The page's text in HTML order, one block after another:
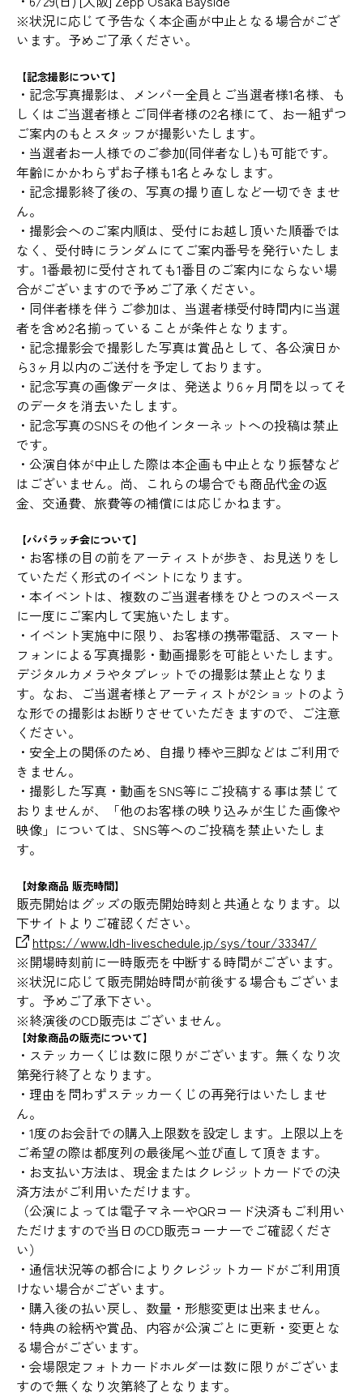
※状況に応じて予告なく本企画が中止となる場合がござ
います。予めご了承ください。
【記念撮影について】
・記念写真撮影は、メンバー全員とご当選者様1名様、も
しくはご当選者様とご同伴者様の2名様にて、お一組ずつ
ご案内のもとスタッフが撮影いたします。
・当選者お一人様でのご参加(同伴者なし)も可能です。
年齢にかかわらずお子様も1名とみなします。
・記念撮影終了後の、写真の撮り直しなど一切できませ
ん。
・撮影会へのご案内順は、受付にお越し頂いた順番では
なく、受付時にランダムにてご案内番号を発行いたしま
す。1番最初に受付されても1番目のご案内にならない場
合がございますので予めご了承ください。
・同伴者様を伴うご参加は、当選者様受付時間内に当選
者を含め2名揃っていることが条件となります。
・記念撮影会で撮影した写真は賞品として、各公演日か
ら3ヶ月以内のご送付を予定しております。
・記念写真の画像データは、発送より6ヶ月間を以ってそ
のデータを消去いたします。
・記念写真のSNSその他インターネットへの投稿は禁止
です。
・公演自体が中止した際は本企画も中止となり振替など
はございません。尚、これらの場合でも商品代金の返
金、交通費、旅費等の補償には応じかねます。
【パパラッチ会について】
・お客様の目の前をアーティストが歩き、お見送りをし
ていただく形式のイベントになります。
・本イベントは、複数のご当選者様をひとつのスペース
に一度にご案内して実施いたします。
・イベント実施中に限り、お客様の携帯電話、スマート
フォンによる写真撮影・動画撮影を可能といたします。
デジタルカメラやタブレットでの撮影は禁止となりま
す。なお、ご当選者様とアーティストが2ショットのよう
な形での撮影はお断りさせていただきますので、ご注意
ください。
・安全上の関係のため、自撮り棒や三脚などはご利用で
きません。
・撮影した写真・動画をSNS等にご投稿する事は禁じて
おりませんが、「他のお客様の映り込みが生じた画像や
映像」については、SNS等へのご投稿を禁止いたしま
す。
【対象商品 販売時間】
販売開始はグッズの販売開始時刻と共通となります。以
下サイトよりご確認ください。
https://www.ldh-liveschedule.jp/sys/tour/33347/
※開場時刻前に一時販売を中断する時間がございます。
※状況に応じて販売開始時間が前後する場合もございま
す。予めご了承下さい。
※終演後のCD販売はございません。
【対象商品の販売について】
・ステッカーくじは数に限りがございます。無くなり次
第発行終了となります。
・理由を問わずステッカーくじの再発行はいたしませ
ん。
・1度のお会計での購入上限数を設定します。上限以上を
ご希望の際は都度列の最後尾へ並び直して頂きます。
・お支払い方法は、現金またはクレジットカードでの決
済方法がご利用いただけます。
（公演によっては電子マネーやQRコード決済もご利用い
ただけますので当日のCD販売コーナーでご確認くださ
い）
・通信状況等の都合によりクレジットカードがご利用頂
けない場合がございます。
・購入後の払い戻し、数量・形態変更は出来ません。
・特典の絵柄や賞品、内容が公演ごとに更新・変更とな
る場合がございます。
・会場限定フォトカードホルダーは数に限りがございま
すので無くなり次第終了となります。